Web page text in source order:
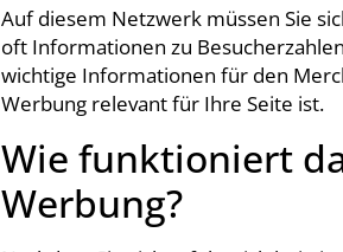
Auf diesem Netzwerk müssen Sie
oft Informationen zu
wichtige Informationen für den
Werbung relevant für Ihre Seite ist.
Wie funktioniert
Werbung?